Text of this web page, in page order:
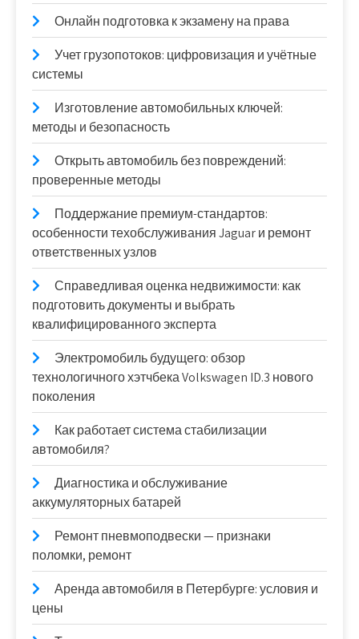
Онлайн подготовка к экзамену на права
Учет грузопотоков: цифровизация и учётные
системы
Изготовление автомобильных ключей:
методы и безопасность
Открыть автомобиль без повреждений:
проверенные методы
Поддержание премиум-стандартов:
особенности техобслуживания Jaguar и ремонт
ответственных узлов
Справедливая оценка недвижимости: как
подготовить документы и выбрать
квалифицированного эксперта
Электромобиль будущего: обзор
технологичного хэтчбека Volkswagen ID.3 нового
поколения
Как работает система стабилизации
автомобиля?
Диагностика и обслуживание
аккумуляторных батарей
Ремонт пневмоподвески — признаки
поломки, ремонт
Аренда автомобиля в Петербурге: условия и
цены